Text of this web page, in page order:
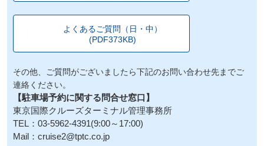
よくあるご質問（日・中）
(PDF373KB)
その他、ご質問がございましたら下記のお問い合わせ先までご
連絡ください。
【駐車場予約に関する問合せ窓口】
東京国際クルーズターミナル管理事務所
TEL：03-5962-4391(9:00～17:00)
Mail：cruise2@tptc.co.jp